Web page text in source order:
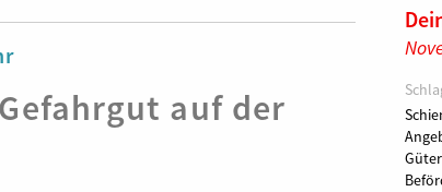
auf der